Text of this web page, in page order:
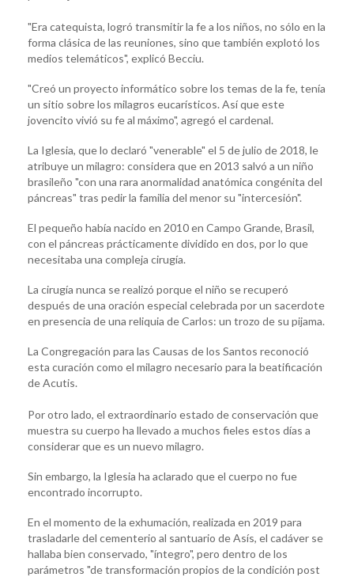
"Era catequista, logró transmitir la fe a los niños, no sólo en la
forma clásica de las reuniones, sino que también explotó los
medios telemáticos", explicó Becciu.
"Creó un proyecto informático sobre los temas de la fe, tenía
un sitio sobre los milagros eucarísticos. Así que este
jovencito vivió su fe al máximo", agregó el cardenal.
La Iglesia, que lo declaró "venerable" el 5 de julio de 2018, le
atribuye un milagro: considera que en 2013 salvó a un niño
brasileño "con una rara anormalidad anatómica congénita del
páncreas" tras pedir la familia del menor su "intercesión".
El pequeño había nacido en 2010 en Campo Grande, Brasil,
con el páncreas prácticamente dividido en dos, por lo que
necesitaba una compleja cirugía.
La cirugía nunca se realizó porque el niño se recuperó
después de una oración especial celebrada por un sacerdote
en presencia de una reliquia de Carlos: un trozo de su pijama.
La Congregación para las Causas de los Santos reconoció
esta curación como el milagro necesario para la beatificación
de Acutis.
Por otro lado, el extraordinario estado de conservación que
muestra su cuerpo ha llevado a muchos fieles estos días a
considerar que es un nuevo milagro.
Sin embargo, la Iglesia ha aclarado que el cuerpo no fue
encontrado incorrupto.
En el momento de la exhumación, realizada en 2019 para
trasladarle del cementerio al santuario de Asís, el cadáver se
hallaba bien conservado, "íntegro", pero dentro de los
parámetros "de transformación propios de la condición post